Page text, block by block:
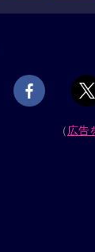
（広告